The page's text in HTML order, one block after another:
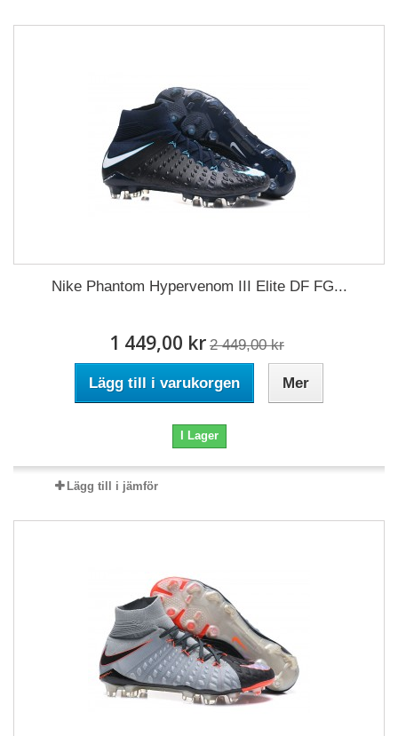
Nike Phantom Hypervenom III Elite DF FG...
1 449,00 kr 2 449,00 kr
Lägg till i varukorgen Mer
I Lager
Lägg till i jämför